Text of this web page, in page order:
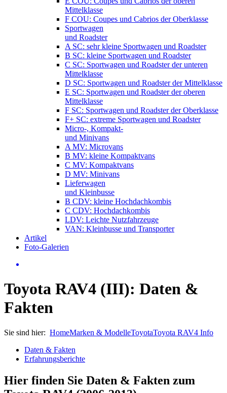
Mittelklasse
F COU: Coupes und Cabrios der Oberklasse
Sportwagen
und Roadster
A SC: sehr kleine Sportwagen und Roadster
B SC: kleine Sportwagen und Roadster
C SC: Sportwagen und Roadster der unteren
Mittelklasse
D SC: Sportwagen und Roadster der Mittelklasse
E SC: Sportwagen und Roadster der oberen
Mittelklasse
F SC: Sportwagen und Roadster der Oberklasse
F+ SC: extreme Sportwagen und Roadster
Micro-, Kompakt-
und Minivans
A MV: Microvans
B MV: kleine Kompaktvans
C MV: Kompaktvans
D MV: Minivans
Lieferwagen
und Kleinbusse
B CDV: kleine Hochdachkombis
C CDV: Hochdachkombis
LDV: Leichte Nutzfahrzeuge
VAN: Kleinbusse und Transporter
Artikel
Foto-Galerien
Toyota RAV4 (III): Daten &
Fakten
Sie sind hier: HomeMarken & ModelleToyotaToyota RAV4 Info
Daten & Fakten
Erfahrungsberichte
Hier finden Sie Daten & Fakten zum